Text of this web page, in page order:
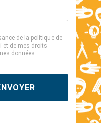
de la politique de
et de mes droits
données